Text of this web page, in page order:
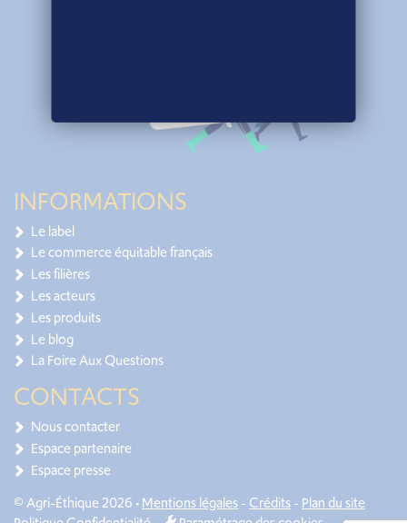
INFORMATIONS
Le label
Le commerce équitable français
Les filières
Les acteurs
Les produits
Le blog
La Foire Aux Questions
CONTACTS
Nous contacter
Espace partenaire
Espace presse
© Agri-Éthique 2026 •Mentions légales- Crédits- Plan du site